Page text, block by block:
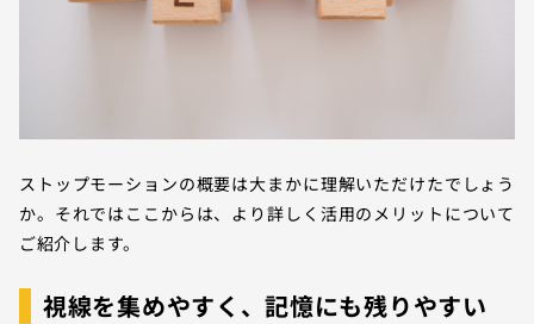
ストップモーションの概要は大まかに理解いただけたでしょう
か。それではここからは、より詳しく活用のメリットについて
ご紹介します。
視線を集めやすく、記憶にも残りやすい